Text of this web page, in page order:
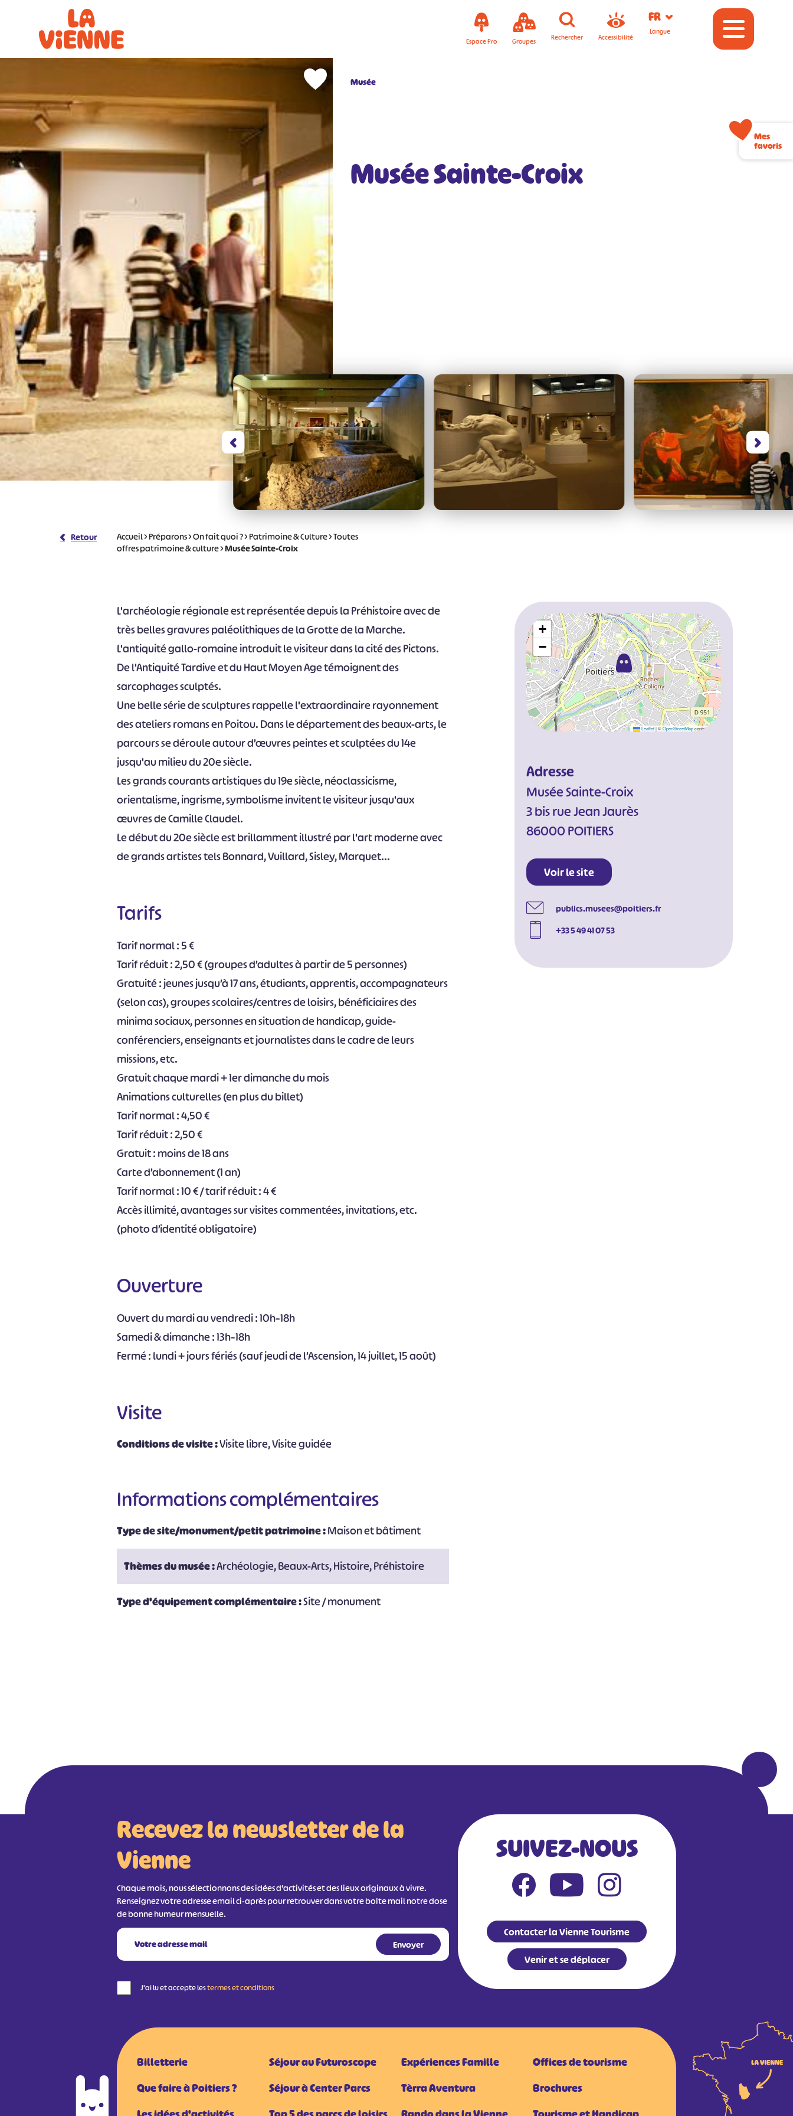
Espace Pro Groupes Rechercher Accessibilité
FR
Langue
Musée
Musée Sainte-Croix
Retour Accueil>Préparons>On fait quoi ?>Patrimoine & Culture>Toutes
offres patrimoine & culture>Musée Sainte-Croix
L'archéologie régionale est représentée depuis la Préhistoire avec de
très belles gravures paléolithiques de la Grotte de la Marche.
L'antiquité gallo-romaine introduit le visiteur dans la cité des Pictons.
De l'Antiquité Tardive et du Haut Moyen Age témoignent des
sarcophages sculptés.
Une belle série de sculptures rappelle l'extraordinaire rayonnement
des ateliers romans en Poitou. Dans le département des beaux-arts, le
parcours se déroule autour d’œuvres peintes et sculptées du 14e
jusqu'au milieu du 20e siècle.
Les grands courants artistiques du 19e siècle, néoclassicisme,
orientalisme, ingrisme, symbolisme invitent le visiteur jusqu'aux
œuvres de Camille Claudel.
Le début du 20e siècle est brillamment illustré par l'art moderne avec
de grands artistes tels Bonnard, Vuillard, Sisley, Marquet...
Tarifs
Tarif normal : 5 €
Tarif réduit : 2,50 € (groupes d’adultes à partir de 5 personnes)
Gratuité : jeunes jusqu’à 17 ans, étudiants, apprentis, accompagnateurs
(selon cas), groupes scolaires/centres de loisirs, bénéficiaires des
minima sociaux, personnes en situation de handicap, guide-
conférenciers, enseignants et journalistes dans le cadre de leurs
missions, etc.
Gratuit chaque mardi + 1er dimanche du mois
Animations culturelles (en plus du billet)
Tarif normal : 4,50 €
Tarif réduit : 2,50 €
Gratuit : moins de 18 ans
Carte d’abonnement (1 an)
Tarif normal : 10 € / tarif réduit : 4 €
Accès illimité, avantages sur visites commentées, invitations, etc.
(photo d’identité obligatoire)
Ouverture
Ouvert du mardi au vendredi : 10h–18h
Samedi & dimanche : 13h–18h
Fermé : lundi + jours fériés (sauf jeudi de l’Ascension, 14 juillet, 15 août)
Visite
Conditions de visite :Visite libre, Visite guidée
Informations complémentaires
Type de site/monument/petit patrimoine :Maison et bâtiment
Thèmes du musée :Archéologie, Beaux-Arts, Histoire, Préhistoire
Type d'équipement complémentaire :Site / monument
+
−
Leaflet|©OpenStreetMapcontributors
Adresse
Musée Sainte-Croix
3 bis rue Jean Jaurès
86000 POITIERS
Voir le site
publics.musees@poitiers.fr
+33 5 49 41 07 53
Recevez la newsletter de la
Vienne
Chaque mois, nous sélectionnons des idées d'activités et des lieux originaux à vivre.
Renseignez votre adresse email ci-après pour retrouver dans votre boîte mail notre dose
de bonne humeur mensuelle.
J'ai lu et accepte lestermes et conditions
SUIVEZ-NOUS
Contacter la Vienne Tourisme
Venir et se déplacer
Billetterie
Que faire à Poitiers ?
Séjour au Futuroscope
Séjour à Center Parcs
Expériences Famille
Tèrra Aventura
Offices de tourisme
Brochures
Mes
favoris
Panneau de gestion des cookies